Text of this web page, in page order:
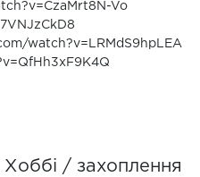
Vo
watch?v=LRMdS9hpLEA
Хоббі / захоплення